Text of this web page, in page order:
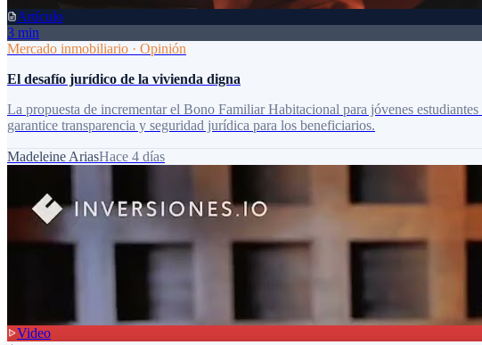
Artículo
3 min
Mercado inmobiliario · Opinión
El desafío jurídico de la vivienda digna
La propuesta de incrementar el Bono Familiar Habitacional para jóvenes
garantice transparencia y seguridad jurídica para los beneficiarios.
Madeleine AriasHace 4 días
Video